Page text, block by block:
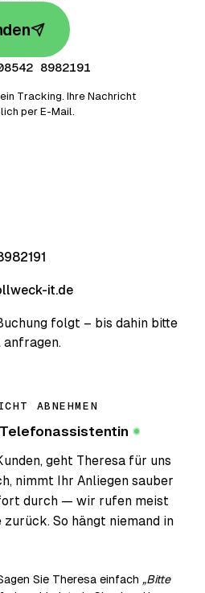
8982191
Tracking. Ihre Nachricht
per E-Mail.
it.de
folgt – bis dahin bitte
anfragen.
ABNEHMEN
KI
geht Theresa für uns
nimmt Ihr Anliegen sauber
durch — wir rufen meist
So hängt niemand in
Sie Theresa einfach „Bitte